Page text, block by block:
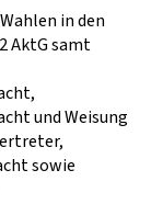
in den
AktG samt
und Weisung
sowie